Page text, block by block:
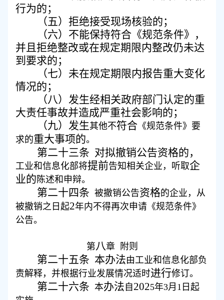
行为的；
（五）拒绝接受现场核验的；
（六） 不能保持符合 《规范条件》，
并且拒绝整改或在规定期限内整改仍未达
到要求的；
（七） 未在规定期限内报告重大变化
情况的；
（八） 发生经相关政府部门认定的重
大责任事故并造成严重社会影响的；
（九） 发生其他不符合 《规范条件》 要
求的重大事项的。
第二十三条 对拟撤销公告资格的，
工业和信息化部将提前告知相关企业， 听取企
业的 陈述和申辩。
第二十四条被撤销公告资格的企业，从
被撤销之日起2年内不得再次申请《规范条件》
公告。
第八章 附则
第二十五条 本办法由工业和信息化部负
责解释，并根据行业发展情况适时进行修订。
第二十六条本办法 自2025年3月 1 日起